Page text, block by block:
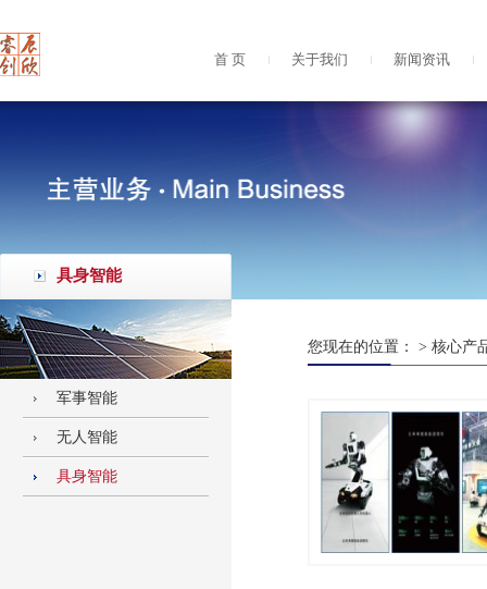
首 页 关于我们 新闻资讯
具身智能
军事智能
无人智能
具身智能
您现在的位置： > 核心产